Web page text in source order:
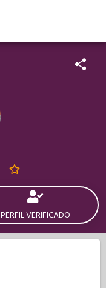
PERFIL VERIFICADO